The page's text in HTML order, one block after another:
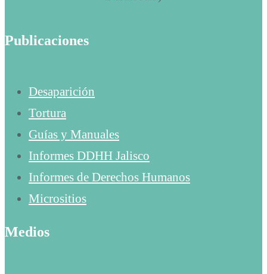
Publicaciones
Desaparición
Tortura
Guías y Manuales
Informes DDHH Jalisco
Informes de Derechos Humanos
Micrositios
Medios